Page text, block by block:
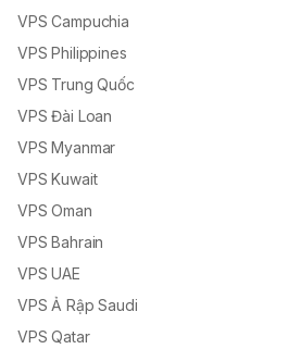
VPS Campuchia
VPS Philippines
VPS Trung Quốc
VPS Đài Loan
VPS Myanmar
VPS Kuwait
VPS Oman
VPS Bahrain
VPS UAE
VPS Ả Rập Saudi
VPS Qatar